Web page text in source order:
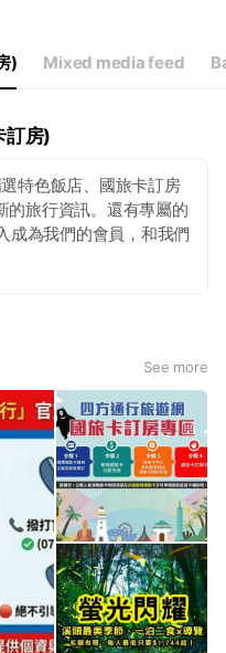
) Mixed media feed
訂房)
特色飯店、國旅卡訂房
的旅行資訊。還有專屬的
成為我們的會員，和我們
See more